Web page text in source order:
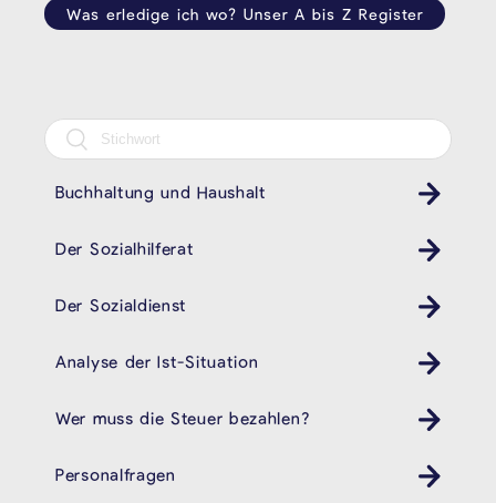
Was erledige ich wo? Unser A bis Z Register
Buchhaltung und Haushalt
Der Sozialhilferat
Der Sozialdienst
Analyse der Ist-Situation
Wer muss die Steuer bezahlen?
Personalfragen